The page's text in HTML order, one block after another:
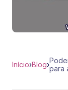
Início›Blog›para